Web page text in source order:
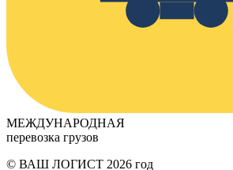
МЕЖДУНАРОДНАЯ
перевозка грузов
© ВАШ ЛОГИСТ 2026 год